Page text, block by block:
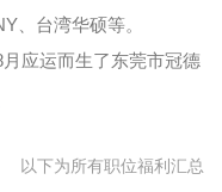
、台湾华硕等。
应运而生了东莞市冠德
制造，对接中国大陆
、智能家居、厨卫电器
以下为所有职位福利汇总